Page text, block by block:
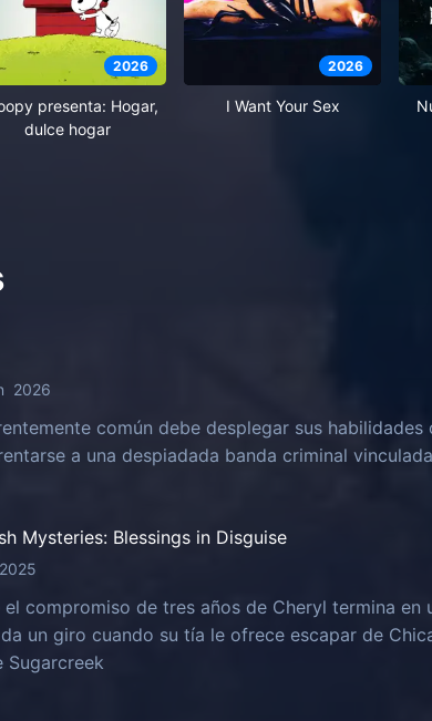
2026
presenta: Hogar,
dulce hogar
2026
I Want Your Sex
2026
común debe desplegar sus
a una despiadada banda criminal
Mysteries: Blessings in Disguise
2025
el compromiso de tres años de Cheryl termina en
un giro cuando su tía le ofrece escapar de
Sugarcreek